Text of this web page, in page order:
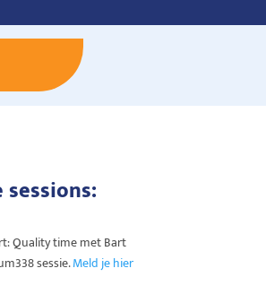
Quality time met Bart
sessie.Meld je hier